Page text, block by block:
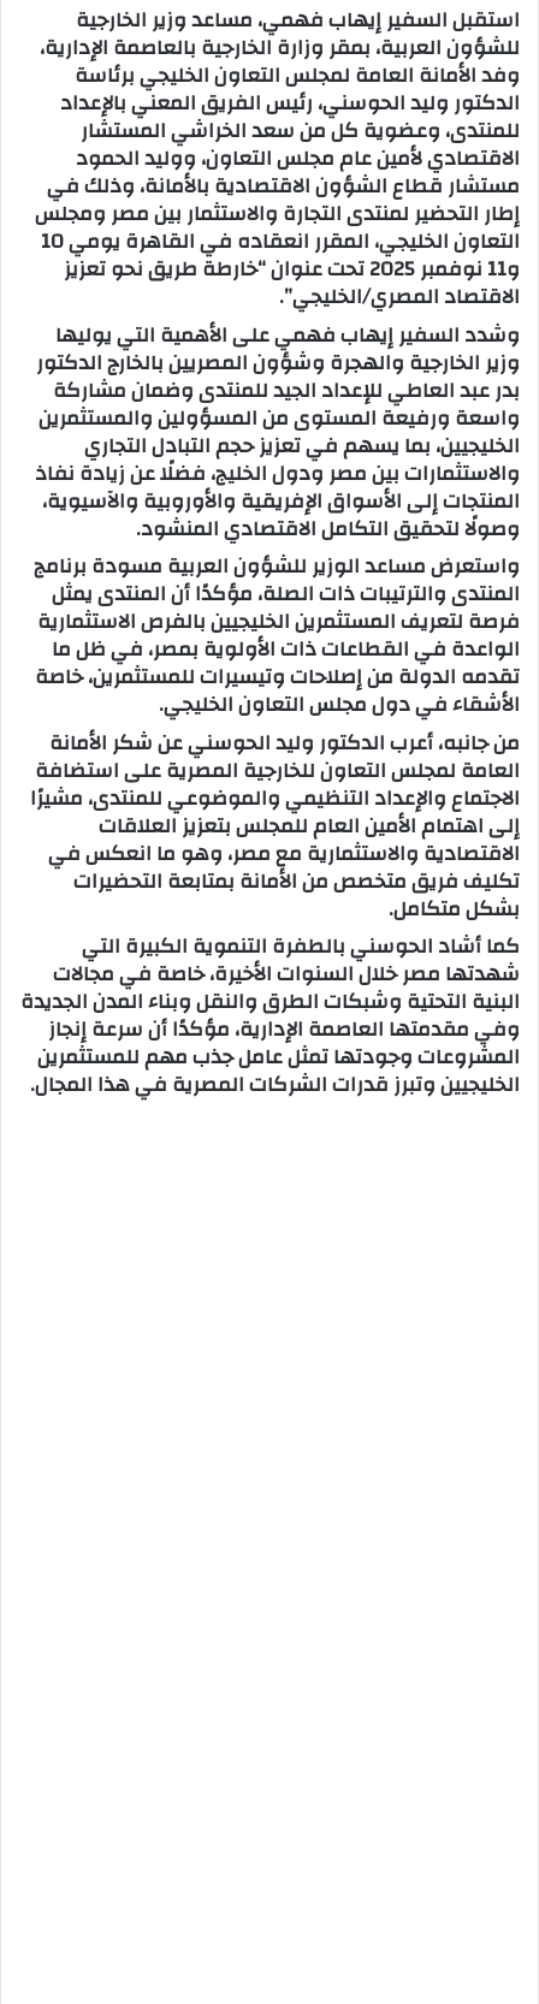
استقبل السفير إيهاب فهمي، مساعد وزير الخارجية
للشؤون العربية، بمقر وزارة الخارجية بالعاصمة الإدارية،
وفد الأمانة العامة لمجلس التعاون الخليجي برئاسة
الدكتور وليد الحوسني، رئيس الفريق المعني بالإعداد
للمنتدى، وعضوية كل من سعد الخراشي المستشار
الاقتصادي لأمين عام مجلس التعاون، ووليد الحمود
مستشار قطاع الشؤون الاقتصادية بالأمانة، وذلك في
إطار التحضير لمنتدى التجارة والاستثمار بين مصر ومجلس
التعاون الخليجي، المقرر انعقاده في القاهرة يومي 10
و11 نوفمبر 2025 تحت عنوان “خارطة طريق نحو تعزيز
الاقتصاد المصري/الخليجي”.
وشدد السفير إيهاب فهمي على الأهمية التي يوليها
وزير الخارجية والهجرة وشؤون المصريين بالخارج الدكتور
بدر عبد العاطي للإعداد الجيد للمنتدى وضمان مشاركة
واسعة ورفيعة المستوى من المسؤولين والمستثمرين
الخليجيين، بما يسهم في تعزيز حجم التبادل التجاري
والاستثمارات بين مصر ودول الخليج، فضلًا عن زيادة نفاذ
المنتجات إلى الأسواق الإفريقية والأوروبية والآسيوية،
وصولًا لتحقيق التكامل الاقتصادي المنشود.
واستعرض مساعد الوزير للشؤون العربية مسودة برنامج
المنتدى والترتيبات ذات الصلة، مؤكدًا أن المنتدى يمثل
فرصة لتعريف المستثمرين الخليجيين بالفرص الاستثمارية
الواعدة في القطاعات ذات الأولوية بمصر، في ظل ما
تقدمه الدولة من إصلاحات وتيسيرات للمستثمرين، خاصة
الأشقاء في دول مجلس التعاون الخليجي.
من جانبه، أعرب الدكتور وليد الحوسني عن شكر الأمانة
العامة لمجلس التعاون للخارجية المصرية على استضافة
الاجتماع والإعداد التنظيمي والموضوعي للمنتدى، مشيرًا
إلى اهتمام الأمين العام للمجلس بتعزيز العلاقات
الاقتصادية والاستثمارية مع مصر، وهو ما انعكس في
تكليف فريق متخصص من الأمانة بمتابعة التحضيرات
بشكل متكامل.
كما أشاد الحوسني بالطفرة التنموية الكبيرة التي
شهدتها مصر خلال السنوات الأخيرة، خاصة في مجالات
البنية التحتية وشبكات الطرق والنقل وبناء المدن الجديدة
وفي مقدمتها العاصمة الإدارية، مؤكدًا أن سرعة إنجاز
المشروعات وجودتها تمثل عامل جذب مهم للمستثمرين
الخليجيين وتبرز قدرات الشركات المصرية في هذا المجال.